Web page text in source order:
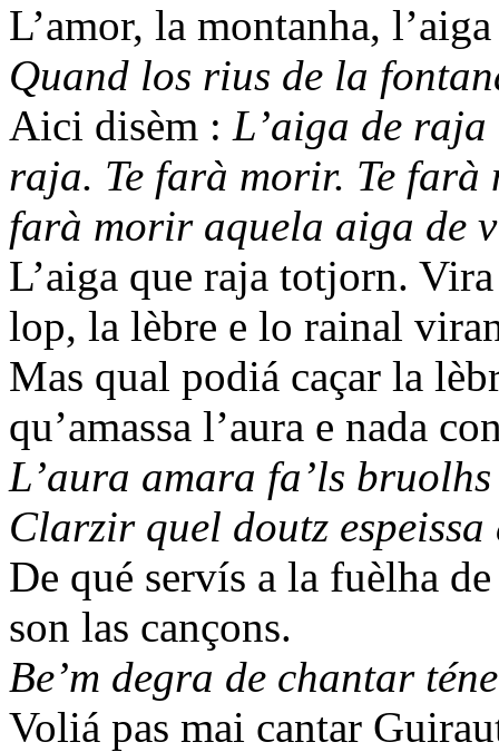
L’amor, la montanha,
Quand los rius de la
Aici disèm : L’aiga de
raja. Te farà morir. Te
farà morir aquela aiga de
L’aiga que raja totjorn.
lop, la lèbre e lo rainal
Mas qual podiá caçar la
qu’amassa l’aura e nada
L’aura amara fa’ls
Clarzir quel doutz
De qué servís a la fuèlha
son las cançons.
Be’m degra de chantar
Voliá pas mai cantar